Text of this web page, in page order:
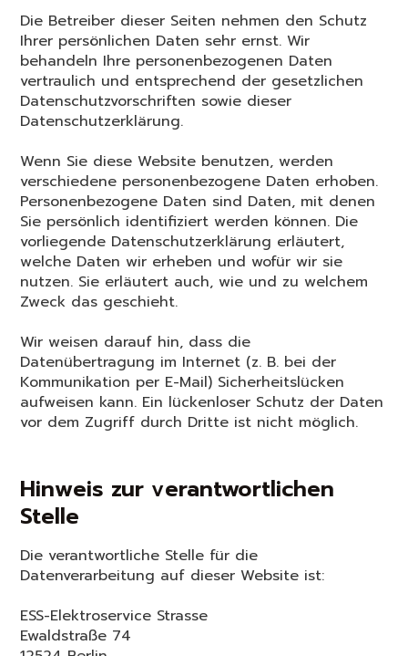
Die Betreiber dieser Seiten nehmen den Schutz
Ihrer persönlichen Daten sehr ernst. Wir
behandeln Ihre personenbezogenen Daten
vertraulich und entsprechend der gesetzlichen
Datenschutzvorschriften sowie dieser
Datenschutzerklärung.
Wenn Sie diese Website benutzen, werden
verschiedene personenbezogene Daten erhoben.
Personenbezogene Daten sind Daten, mit denen
Sie persönlich identifiziert werden können. Die
vorliegende Datenschutzerklärung erläutert,
welche Daten wir erheben und wofür wir sie
nutzen. Sie erläutert auch, wie und zu welchem
Zweck das geschieht.
Wir weisen darauf hin, dass die
Datenübertragung im Internet (z. B. bei der
Kommunikation per E-Mail) Sicherheitslücken
aufweisen kann. Ein lückenloser Schutz der Daten
vor dem Zugriff durch Dritte ist nicht möglich.
Hinweis zur verantwortlichen
Stelle
Die verantwortliche Stelle für die
Datenverarbeitung auf dieser Website ist:
ESS-Elektroservice Strasse
Ewaldstraße 74